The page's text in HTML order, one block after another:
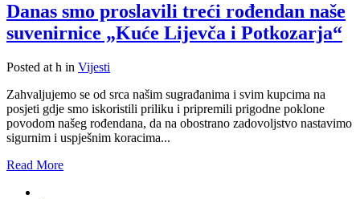
Danas smo proslavili treći rođendan naše
suvenirnice „Kuće Lijevča i Potkozarja“
Posted at h in Vijesti
Zahvaljujemo se od srca našim sugrađanima i svim kupcima na
posjeti gdje smo iskoristili priliku i pripremili prigodne poklone
povodom našeg rođendana, da na obostrano zadovoljstvo nastavimo
sigurnim i uspješnim koracima...
Read More